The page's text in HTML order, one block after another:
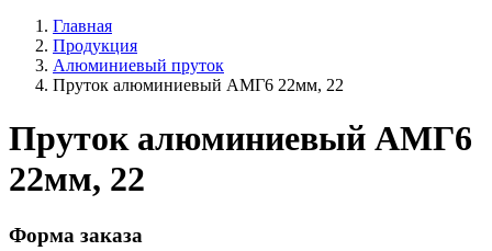
Главная
Продукция
Алюминиевый пруток
Пруток алюминиевый АМГ6 22мм, 22
Пруток алюминиевый АМГ6
22мм, 22
Форма заказа